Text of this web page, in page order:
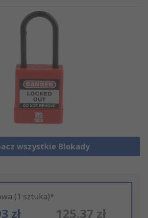
wszystkie Blokady
(1 sztuka)*
zł 125,37 zł